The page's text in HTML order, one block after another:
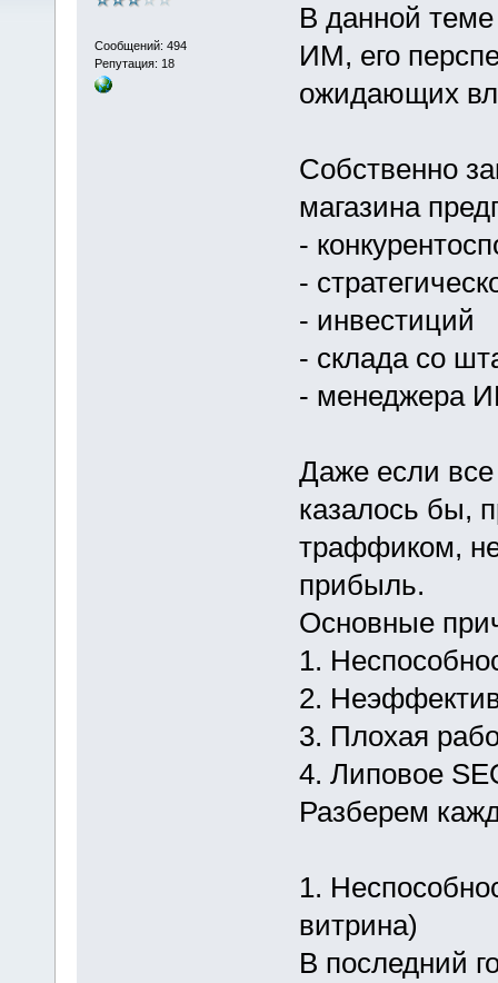
Сообщений: 494
Репутация: 18
В данной
ИМ, его
ожидающих
Собственно
магазина
-
-
- инвестиций
- склада со
- менеджера
Даже если
казалось бы,
траффиком,
прибыль.
Основные
1.
2.
3. Плохая
4. Липовое
Разберем
1.
витрина)
В последний